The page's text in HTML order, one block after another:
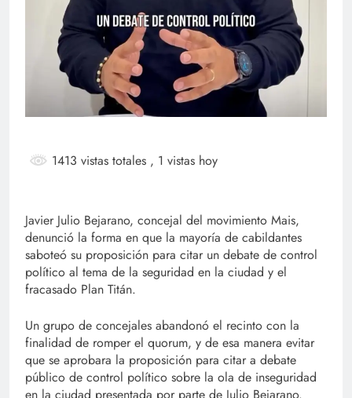
1413 vistas totales , 1 vistas hoy
Javier Julio Bejarano, concejal del movimiento Mais,
denunció la forma en que la mayoría de cabildantes
saboteó su proposición para citar un debate de control
político al tema de la seguridad en la ciudad y el
fracasado Plan Titán.
Un grupo de concejales abandonó el recinto con la
finalidad de romper el quorum, y de esa manera evitar
que se aprobara la proposición para citar a debate
público de control político sobre la ola de inseguridad
en la ciudad presentada por parte de Julio Bejarano.